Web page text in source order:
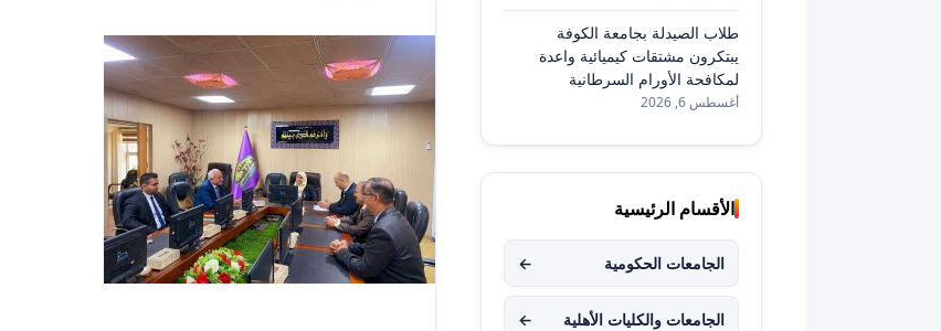
طلاب الصيدلة بجامعة الكوفة
يبتكرون مشتقات كيميائية واعدة
لمكافحة الأورام السرطانية
أغسطس 6, 2026
الأقسام الرئيسية
الجامعات الحكومية ←
الجامعات والكليات الأهلية ←